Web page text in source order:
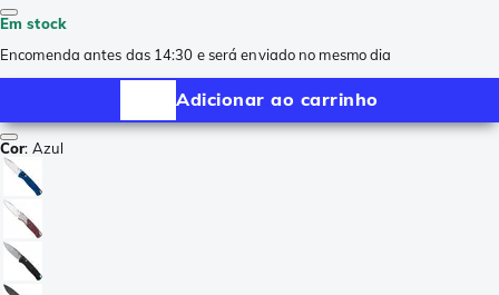
Em stock
Encomenda antes das 14:30 e será enviado no mesmo dia
Adicionar ao carrinho
Cor: Azul